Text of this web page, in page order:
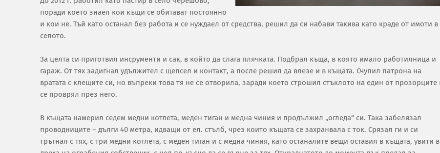
поради което знаел кои къщи се обитават постоянно
и кои не. Тъй като останал без работа и се нуждаел от средства, решил да си набави такива като краде от имоти в
селото.
За целта си приготвил инсрументи и сак, в който да слага плячката. Подбрал къща, в която имало работилница и
гараж. От тях задигнал удължител с щепсел и контакт, а после решил да влезе и в къщата. Счупил патрона на
вратата с клещите си, но въпреки това тя не се отворила, заради което строшил стъклото на един от прозорците
се проврял през него.
В къщата намерил седем медни котлета, меден тиган и медна чиния и продължил „огледа“ си. Така забелязал
проводниците – дълги 40 метра, идващи от ел. стълб, чрез които къщата се захранвала с ток. Срязал ги и си
тръгнал с тях, с три медни котлета, с меден тиган и с медна чиния, като останалите вещи оставил в къщата, увити в